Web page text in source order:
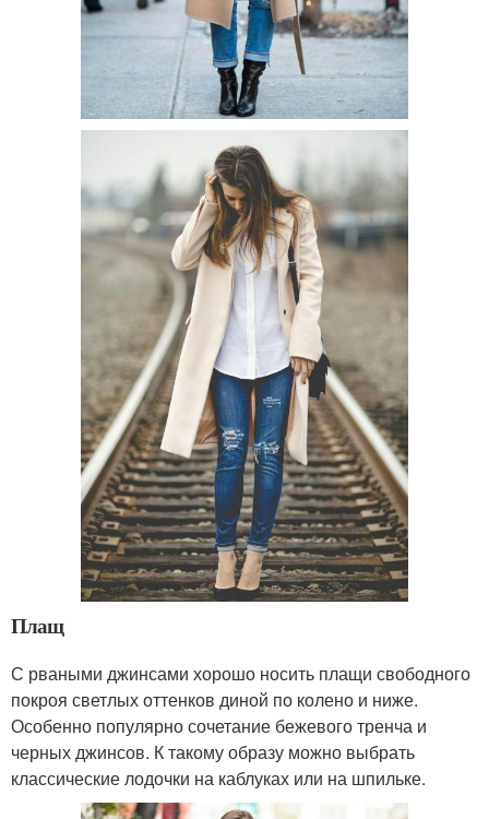
Плащ
С рваными джинсами хорошо носить плащи свободного
покроя светлых оттенков диной по колено и ниже.
Особенно популярно сочетание бежевого тренча и
черных джинсов. К такому образу можно выбрать
классические лодочки на каблуках или на шпильке.